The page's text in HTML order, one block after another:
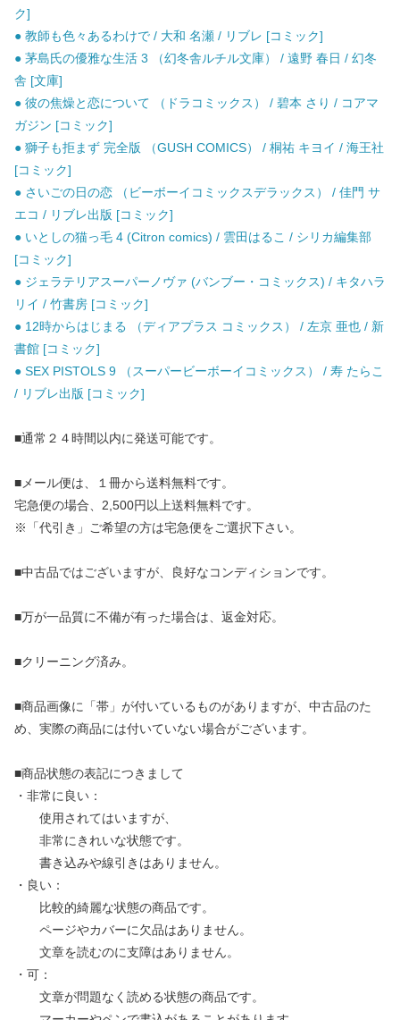
ク]
● 教師も色々あるわけで / 大和 名瀬 / リブレ [コミック]
● 茅島氏の優雅な生活 3 （幻冬舎ルチル文庫） / 遠野 春日 / 幻冬
舎 [文庫]
● 彼の焦燥と恋について （ドラコミックス） / 碧本 さり / コアマ
ガジン [コミック]
● 獅子も拒まず 完全版 （GUSH COMICS） / 桐祐 キヨイ / 海王社
[コミック]
● さいごの日の恋 （ビーボーイコミックスデラックス） / 佳門 サ
エコ / リブレ出版 [コミック]
● いとしの猫っ毛 4 (Citron comics) / 雲田はるこ / シリカ編集部
[コミック]
● ジェラテリアスーパーノヴァ (バンブー・コミックス) / キタハラ
リイ / 竹書房 [コミック]
● 12時からはじまる （ディアプラス コミックス） / 左京 亜也 / 新
書館 [コミック]
● SEX PISTOLS 9 （スーパービーボーイコミックス） / 寿 たらこ
/ リブレ出版 [コミック]
■通常２４時間以内に発送可能です。
■メール便は、１冊から送料無料です。
宅急便の場合、2,500円以上送料無料です。
※「代引き」ご希望の方は宅急便をご選択下さい。
■中古品ではございますが、良好なコンディションです。
■万が一品質に不備が有った場合は、返金対応。
■クリーニング済み。
■商品画像に「帯」が付いているものがありますが、中古品のた
め、実際の商品には付いていない場合がございます。
■商品状態の表記につきまして
・非常に良い：
使用されてはいますが、
非常にきれいな状態です。
書き込みや線引きはありません。
・良い：
比較的綺麗な状態の商品です。
ページやカバーに欠品はありません。
文章を読むのに支障はありません。
・可：
文章が問題なく読める状態の商品です。